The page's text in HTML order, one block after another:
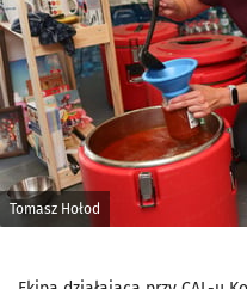
Tomasz Hołod